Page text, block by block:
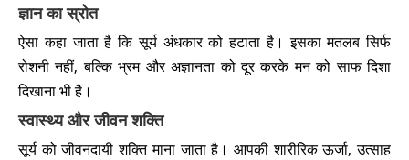
ज्ञान का स्रोत
ऐसा कहा जाता है कि सूर्य अंधकार को हटाता है। इसका मतलब सिर्फ
रोशनी नहीं, बल्कि भ्रम और अज्ञानता को दूर करके मन को साफ दिशा
दिखाना भी है।
स्वास्थ्य और जीवन शक्ति
सूर्य को जीवनदायी शक्ति माना जाता है। आपकी शारीरिक ऊर्जा, उत्साह